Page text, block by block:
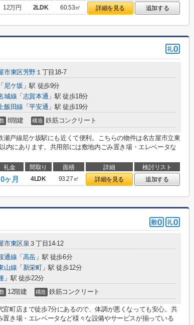
12万円 2LDK 60.53㎡ 詳細を見る 追加する
市東区芳野 １丁目18-7
「 尼ケ坂 」駅 徒歩9分
城線 「 志賀本通 」駅 徒歩18分
飯田線 「平安通 」駅 徒歩19分
8階建 構造 鉄筋コンクリート
瀬戸線尼ケ坂駅にも近くて便利。こちらの物件は名古屋市立東
内にあります。共用部には敷地内ごみ置き場・エレベータな
礼金 間取り 面積 詳細
検討リスト
0ヶ月 4LDK 93.27㎡ 詳細を見る 追加する
市東区泉 ３丁目14-12
通線 「 高岳 」駅 徒歩6分
山線 「 新栄町」駅 徒歩12分
」駅 徒歩22分
12階建 構造 鉄筋コンクリート
官町店まで徒歩7分にあるので、体調が悪くなっても安心。共
置き場・エレベータなど様々な設備やサービスが揃っている